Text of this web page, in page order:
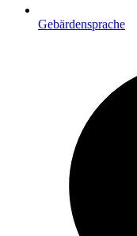
Gebärdensprache